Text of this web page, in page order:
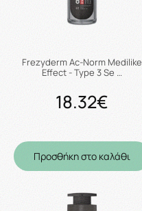
Frezyderm Ac-Norm Medilike
Effect - Type 3 Se …
18.32€
Προσθήκη στο καλάθι